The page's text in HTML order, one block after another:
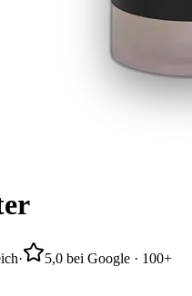
·
5,0 bei Google · 100+